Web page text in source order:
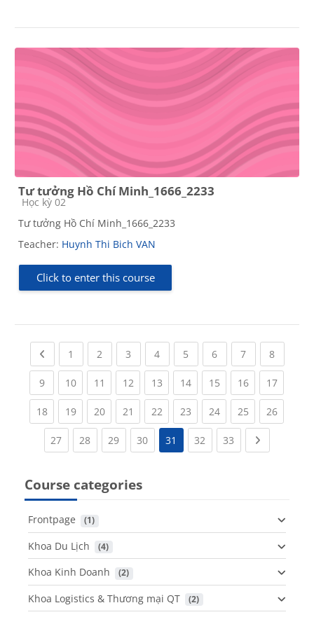
Tư tưởng Hồ Chí Minh_1666_2233
Course category
Học kỳ 02
Tư tưởng Hồ Chí Minh_1666_2233
Teacher: Huynh Thi Bich VAN
Click to enter this course
Previous page
1 (current)
2 (current)
3 (current)
4(current)
5 (current)
6(current)
7(current)
8(current)
9(current)
10(current)
11 (current)
12(current)
13(current)
14(current)
15(current)
16(current)
17
18(current)
19(current)
20(current)
21 (current)
22(current)
23(current)
24(current)
25(current)
26
27(current)
28(current)
29(current)
30(current)
31 32 (current)
33 (current)Next page
Course categories
Frontpage (1)
Khoa Du Lịch (4)
Khoa Kinh Doanh (2)
Khoa Logistics & Thương mại QT (2)